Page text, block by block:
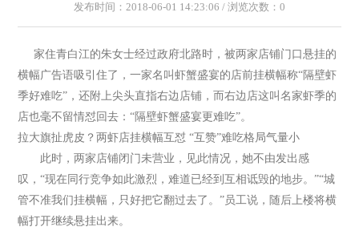
发布时间：2018-06-01 14:23:06 / 浏览次数： 0
家住青白江的朱女士经过政府北路时，被两家店铺门口悬挂的
横幅广告语吸引住了，一家名叫虾蟹盛宴的店前挂横幅称“隔壁虾
季好难吃”，还附上尖头直指右边店铺，而右边店这叫名家虾季的
店也毫不留情怼回去：“隔壁虾蟹盛宴更难吃”。
拉大旗扯虎皮？两虾店挂横幅互怼 “互赞”难吃格局气量小
此时，两家店铺闭门未营业，见此情况，她不由发出感
叹，“现在同行竞争如此激烈，难道已经到互相诋毁的地步。”“城
管不准我们挂横幅，只好把它翻过去了。”员工说，随后上楼将横
幅打开继续悬挂出来。